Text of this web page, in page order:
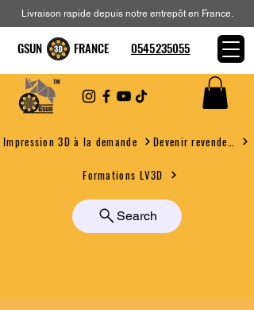
Impression 3D à la demande
Formations LV3D
Search
Livraison rapide depuis notre entrepôt en France.
GSUN FRANCE 0545235055